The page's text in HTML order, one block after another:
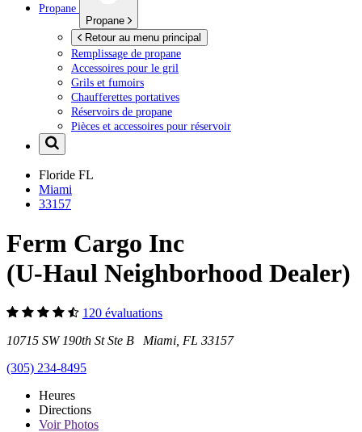
Propane
Propane
Retour au menu principal
Remplissage de propane
Accessoires pour le gril
Grils et fumoirs
Chaufferettes portatives
Réservoirs de propane
Pièces et accessoires pour réservoir
Floride FL
Miami
33157
Ferm Cargo Inc
(U-Haul Neighborhood Dealer)
120 évaluations
10715 SW 190th St Ste B Miami, FL 33157
(305) 234-8495
Heures
Directions
VoirPhotos